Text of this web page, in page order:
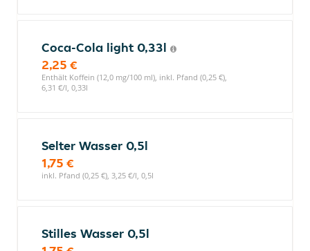
Coca-Cola light 0,33l
2,25 €
Enthält Koffein (12,0 mg/100 ml), inkl. Pfand (0,25 €),
6,31 €/l, 0,33l
Selter Wasser 0,5l
1,75 €
inkl. Pfand (0,25 €), 3,25 €/l, 0,5l
Stilles Wasser 0,5l